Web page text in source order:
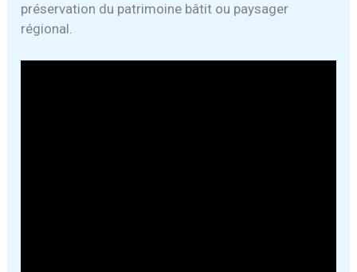
préservation du patrimoine bâtit ou paysager
régional.